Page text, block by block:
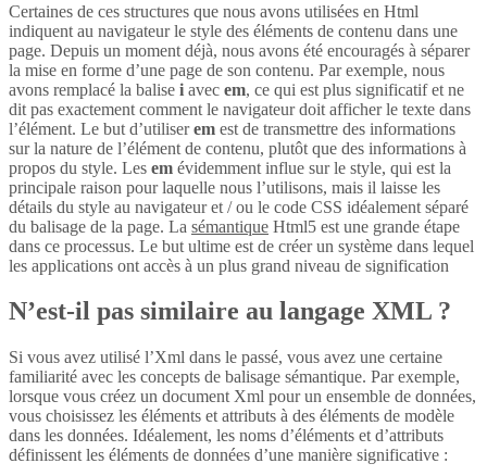
Certaines de ces structures que nous avons utilisées en Html
indiquent au navigateur le style des éléments de contenu dans une
page. Depuis un moment déjà, nous avons été encouragés à séparer
la mise en forme d’une page de son contenu. Par exemple, nous
avons remplacé la balise i avec em, ce qui est plus significatif et ne
dit pas exactement comment le navigateur doit afficher le texte dans
l’élément. Le but d’utiliserem est de transmettre des informations
sur la nature de l’élément de contenu, plutôt que des informations à
propos du style. Les em évidemment influe sur le style, qui est la
principale raison pour laquelle nous l’utilisons, mais il laisse les
détails du style au navigateur et / ou le code CSS idéalement séparé
du balisage de la page. La sémantique Html5 est une grande étape
dans ce processus. Le but ultime est de créer un système dans lequel
les applications ont accès à un plus grand niveau de signification
N’est-il pas similaire au langage XML ?
Si vous avez utilisé l’Xml dans le passé, vous avez une certaine
familiarité avec les concepts de balisage sémantique. Par exemple,
lorsque vous créez un document Xml pour un ensemble de données,
vous choisissez les éléments et attributs à des éléments de modèle
dans les données. Idéalement, les noms d’éléments et d’attributs
définissent les éléments de données d’une manière significative :